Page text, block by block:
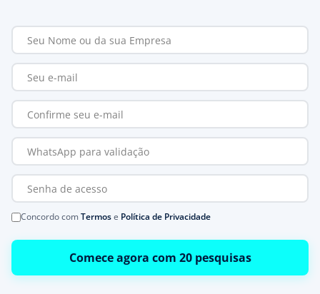
Concordo comTermose Política de Privacidade
Comece agora com 20 pesquisas